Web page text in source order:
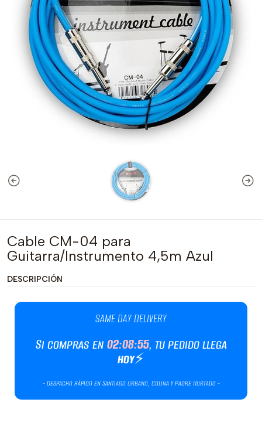
Cable CM-04 para
Guitarra/Instrumento 4,5m Azul
DESCRIPCIÓN